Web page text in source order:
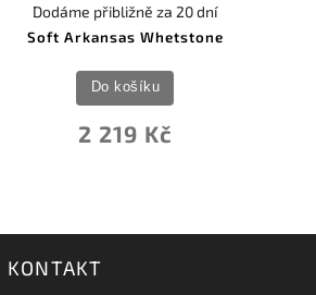
Soft Arkansas Whetstone
Dodáme přibližně za 20 dní
2 219 Kč
Do košíku
KONTAKT